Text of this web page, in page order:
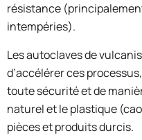
résistance
intempéries).
Les autoclaves de
d’accélérer ces
toute sécurité et de
naturel et le plastique
pièces et produits durcis.